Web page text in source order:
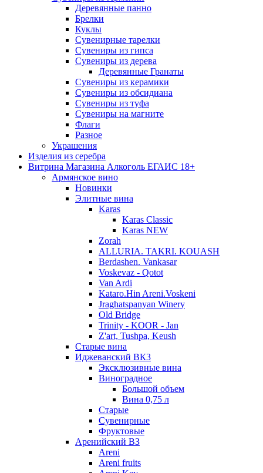
Деревянные панно
Брелки
Куклы
Сувенирные тарелки
Сувениры из гипса
Сувениры из дерева
Деревянные Гранаты
Сувениры из керамики
Сувениры из обсидиана
Сувениры из туфа
Сувениры на магните
Флаги
Разное
Украшения
Изделия из серебра
Витрина Магазина Алкоголь ЕГАИС 18+
Армянское вино
Новинки
Элитные вина
Karas
Karas Classic
Karas NEW
Zorah
ALLURIA. TAKRI. KOUASH
Berdashen. Vankasar
Voskevaz - Qotot
Van Ardi
Kataro.Hin Areni.Voskeni
Jraghatspanyan Winery
Old Bridge
Trinity - KOOR - Jan
Z'art, Tushpa, Keush
Старые вина
Иджеванский ВК3
Эксклюзивные вина
Виноградное
Большой объем
Вина 0,75 л
Старые
Сувенирные
Фруктовые
Аренийский ВЗ
Areni
Areni fruits